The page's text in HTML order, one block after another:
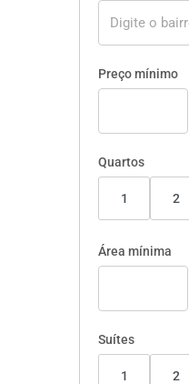
Preço mínimo
Quartos
1 2
Área mínima
Suítes
1 2